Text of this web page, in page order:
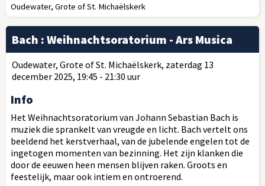
Oudewater, Grote of St. Michaëlskerk
Bach : Weihnachtsoratorium - Ars Musica
Oudewater, Grote of St. Michaëlskerk, zaterdag 13
december 2025, 19:45 - 21:30 uur
Info
Het Weihnachtsoratorium van Johann Sebastian Bach is
muziek die sprankelt van vreugde en licht. Bach vertelt ons
beeldend het kerstverhaal, van de jubelende engelen tot de
ingetogen momenten van bezinning. Het zijn klanken die
door de eeuwen heen mensen blijven raken. Groots en
feestelijk, maar ook intiem en ontroerend.